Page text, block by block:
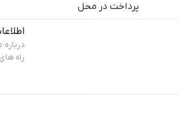
پرداخت در محل
درباره
راه